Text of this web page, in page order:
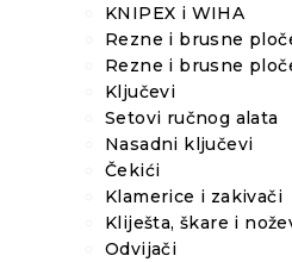
KNIPEX i WIHA
Rezne i brusne
Rezne i brusne
Ključevi
Setovi ručnog alata
Nasadni ključevi
Čekići
Klamerice i zakivači
Kliješta, škare i
Odvijači